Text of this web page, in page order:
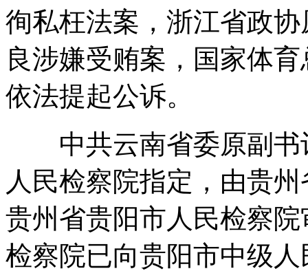
徇私枉法案，浙江省政
良涉嫌受贿案，国家体
依法提起公诉。
中共云南省委原副书
人民检察院指定，由贵
贵州省贵阳市人民检察
检察院已向贵阳市中级